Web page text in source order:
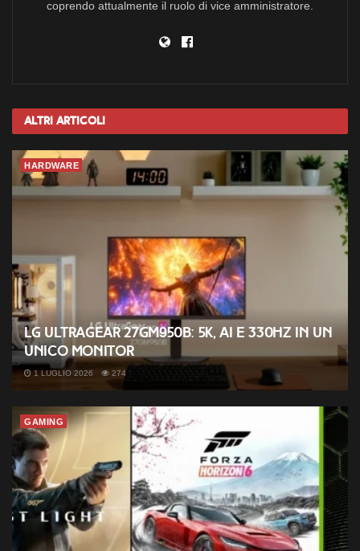
coprendo attualmente il ruolo di vice amministratore.
Altri Articoli
HARDWARE
LG UltraGear 27GM950B: 5K, AI e 330Hz in un
unico monitor
1 LUGLIO 2026 274
GAMING